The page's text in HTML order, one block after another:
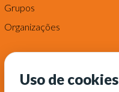
Grupos
Organizações
Uso de cookies